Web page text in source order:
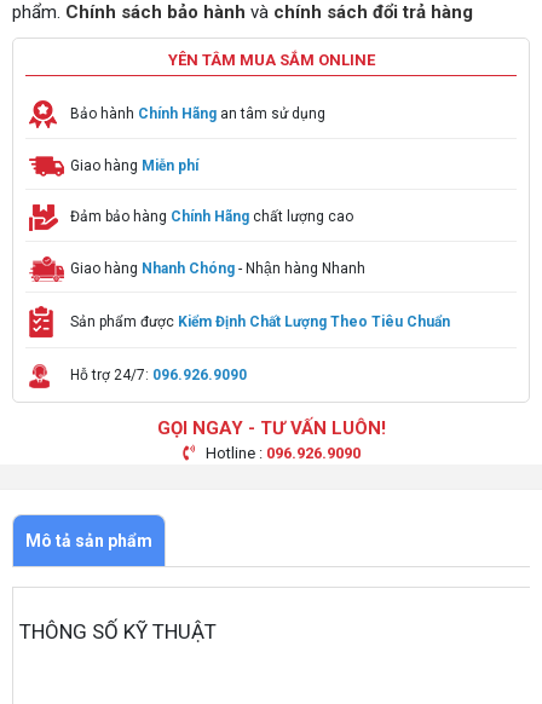
phẩm. Chính sách bảo hành và chính sách đổi trả hàng
YÊN TÂM MUA SẮM ONLINE
Bảo hành Chính Hãng an tâm sử dụng
Giao hàng Miễn phí
Đảm bảo hàng Chính Hãng chất lượng cao
Giao hàng Nhanh Chóng - Nhận hàng Nhanh
Sản phẩm được Kiểm Định Chất Lượng Theo Tiêu Chuẩn
Hỗ trợ 24/7: 096.926.9090
GỌI NGAY - TƯ VẤN LUÔN!
Hotline : 096.926.9090
Mô tả sản phẩm
THÔNG SỐ KỸ THUẬT